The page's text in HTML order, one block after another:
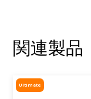
関連製品
Ultimate